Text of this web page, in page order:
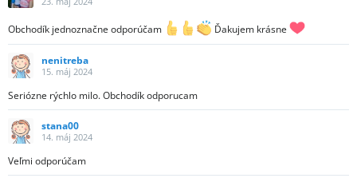
Obchodík jednoznačne odporúčam Ďakujem krásne
nenitreba
15. máj 2024
Seriózne rýchlo milo. Obchodík odporucam
stana00
14. máj 2024
Veľmi odporúčam